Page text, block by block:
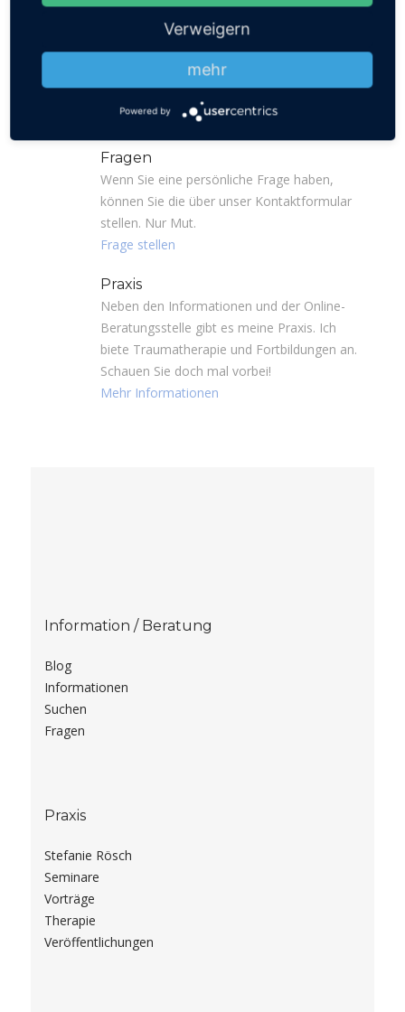
Infos
Verschiedene Suchmöglichkeiten, um schnell
an die gewünschte Information zu gelangen.
Dazu ein Inhaltsverzeichnis mit allen
Mehr Informationen
Fragen
Wenn Sie eine persönliche Frage haben,
können Sie die über unser Kontaktformular
stellen. Nur Mut.
Frage stellen
Praxis
Neben den Informationen und der Online-
Beratungsstelle gibt es meine Praxis. Ich
biete Traumatherapie und Fortbildungen an.
Schauen Sie doch mal vorbei!
Mehr Informationen
Information / Beratung
Blog
Informationen
Suchen
Fragen
Praxis
Stefanie Rösch
Seminare
Vorträge
Therapie
Veröffentlichungen
Verweigern
mehr
Powered by